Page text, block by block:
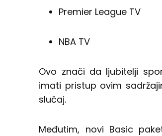
Premier League TV
NBA TV
Ovo znači da ljubitelji
imati pristup ovim
slučaj.
Međutim, novi Basic